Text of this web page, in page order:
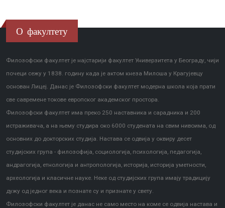
О факултету
Филозофски факултет је најстарији факултет Универзитета у Београду, чији
почеци сежу у 1838. годину када је актом кнеза Милоша у Крагујевцу
основан Лицеј. Данас је Филозофски факултет модерна школа која прати
све савремене токове европског академског простора.
Филозофски факултет има преко 250 наставника и сарадника и 200
истраживача, а на њему студира око 6000 студената на свим нивоима, од
основних до докторских студија. Настава се одвија у оквиру десет
студијских група - филозофија, социологија, психологија, педагогија,
андрагогија, етнологија и антропологија, историја, историја уметности,
археологија и класичне науке. Неке од студијских група имају традицију
дужу од једног века и познате су и признате у свету.
Филозофски факултет је данас не само место на коме се одвија настава и